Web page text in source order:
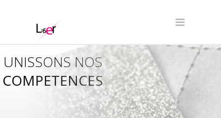
COMPETENCES
UNISSONS NOS